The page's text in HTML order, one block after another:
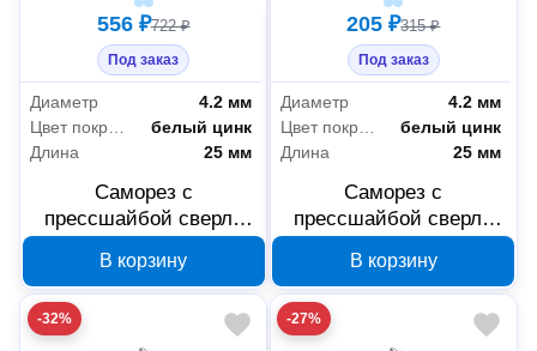
556 ₽722 ₽
Под заказ
Диаметр
4.2 мм
Цвет покрытия
белый цинк
Длина
25 мм
Саморез с
прессшайбой сверло
ГОСТ 4,2x25 250 шт
PR17.00340
В корзину
205 ₽315 ₽
Под заказ
Диаметр
4.2 мм
Цвет покрытия
белый цинк
Длина
25 мм
Саморез с
прессшайбой сверло
ГОСТ 4,2x25 1000 шт
PR17.00338
В корзину
-32% -27%